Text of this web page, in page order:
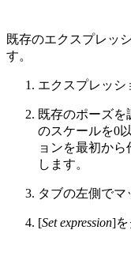
既存のエクスプレッ
す。
エクスプレッシ
既存のポーズ
のスケールを0
ョンを最初か
します。
タブの左側でマ
[Set expression]を